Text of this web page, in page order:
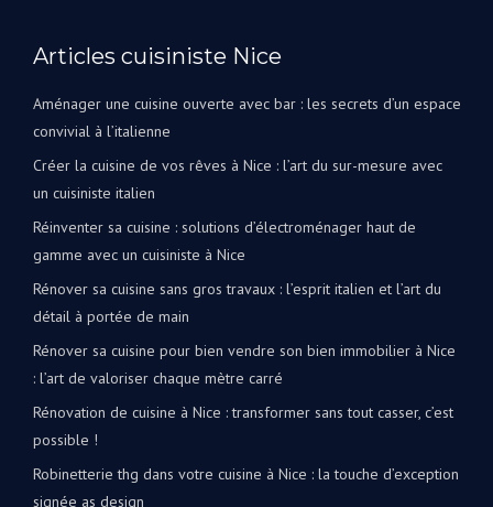
Articles cuisiniste Nice
Aménager une cuisine ouverte avec bar : les secrets d’un espace
convivial à l’italienne
Créer la cuisine de vos rêves à Nice : l’art du sur-mesure avec
un cuisiniste italien
Réinventer sa cuisine : solutions d’électroménager haut de
gamme avec un cuisiniste à Nice
Rénover sa cuisine sans gros travaux : l’esprit italien et l’art du
détail à portée de main
Rénover sa cuisine pour bien vendre son bien immobilier à Nice
: l’art de valoriser chaque mètre carré
Rénovation de cuisine à Nice : transformer sans tout casser, c’est
possible !
Robinetterie thg dans votre cuisine à Nice : la touche d’exception
signée as design